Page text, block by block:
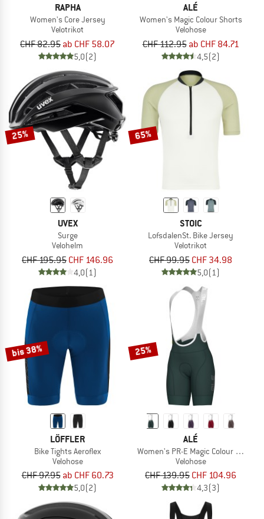
RAPHA
Women's Core Jersey
Velotrikot
CHF 82.95 ab CHF 58.07
5,0(2)
ALÉ
Women's Magic Colour Shorts
Velohose
CHF 112.95 ab CHF 84.71
4,5(2)
25%
UVEX
Surge
Velohelm
CHF 195.95 CHF 146.96
4,0(1)
65%
STOIC
LofsdalenSt. Bike Jersey
Velotrikot
CHF 99.95 CHF 34.98
5,0(1)
bis 38%
LÖFFLER
Bike Tights Aeroflex
Velohose
CHF 97.95 ab CHF 60.73
5,0(2)
25%
ALÉ
Women's PR-E Magic Colour
Velohose
CHF 139.95 CHF 104.96
4,3(3)